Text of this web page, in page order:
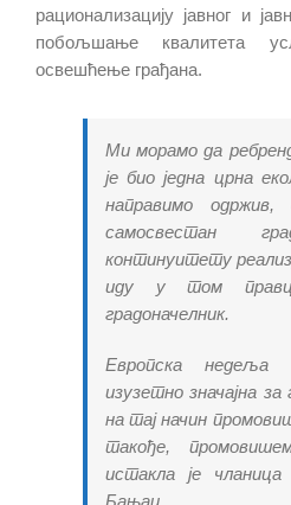
рационализацију јавног и
побољшање квалитета
освешћење грађана.
Ми морамо да
је био једна црна
направимо одржив,
самосвестан
континуитету
иду у том
градоначелник.
Европска недеља
изузетно значајна за
на тај начин
такође,
истакла је